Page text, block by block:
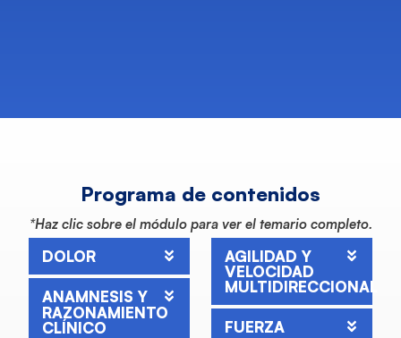
Programa de contenidos
*Haz clic sobre el módulo para ver el temario completo.
DOLOR
ANAMNESIS Y
RAZONAMIENTO
CLÍNICO
AGILIDAD Y
VELOCIDAD
MULTIDIRECCIONAL
FUERZA